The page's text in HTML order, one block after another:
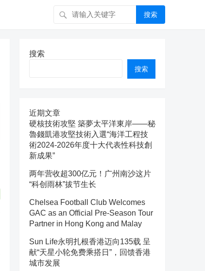
搜索
搜索
搜索
近期文章
硬核技術攻堅 築夢太平洋東岸——秘
魯錢凱港攻堅技術入選“海洋工程技
術2024-2026年度十大代表性科技創
新成果”
两年营收超300亿元！广州南沙这片
“科创雨林”拔节生长
Chelsea Football Club Welcomes
GAC as an Official Pre-Season Tour
Partner in Hong Kong and Malay
Sun Life永明扎根香港迈向135载 呈
献“天星小轮免费乘搭日”，回馈香港
城市发展